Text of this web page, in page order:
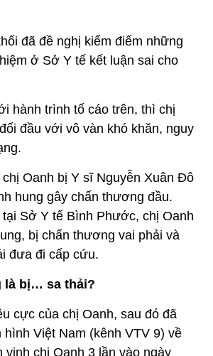
đã đề nghị kiểm điểm những
ở Sở Y tế kết luận sai cho
hành trình tố cáo trên, thì chị
đầu với vô vàn khó khăn, nguy
Oanh bị Y sĩ Nguyễn Xuân Đô
hung gây chấn thương đầu.
tại Sở Y tế Bình Phước, chị Oanh
bị chấn thương vai phải và
đưa đi cấp cứu.
là bị… sa thải?
cực của chị Oanh, sau đó đã
Việt Nam (kênh VTV 9) về
vinh chị Oanh 3 lần vào ngày